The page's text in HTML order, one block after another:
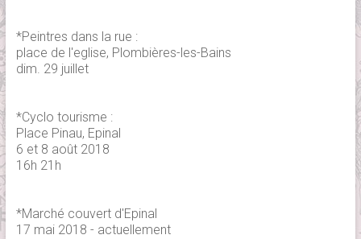
*Peintres dans la rue :
place de l'eglise, Plombières-les-Bains
dim. 29 juillet
*Cyclo tourisme :
Place Pinau, Epinal
6 et 8 août 2018
16h 21h
*Marché couvert d'Epinal
17 mai 2018 - actuellement